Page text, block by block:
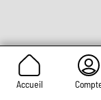
Accueil